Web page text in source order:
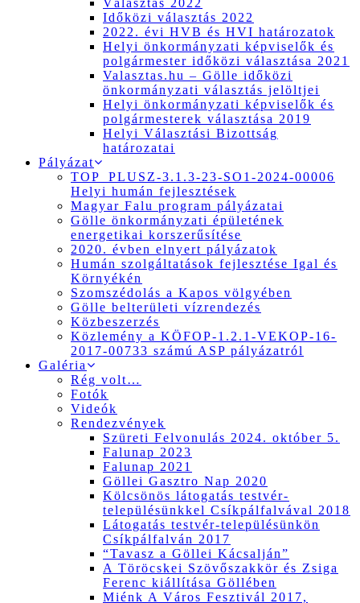
Választás 2022
Időközi választás 2022
2022. évi HVB és HVI határozatok
Helyi önkormányzati képviselők és
polgármester időközi választása 2021
Valasztas.hu – Gölle időközi
önkormányzati választás jelöltjei
Helyi önkormányzati képviselők és
polgármesterek választása 2019
Helyi Választási Bizottság
határozatai
Pályázat
TOP_PLUSZ-3.1.3-23-SO1-2024-00006
Helyi humán fejlesztések
Magyar Falu program pályázatai
Gölle önkormányzati épületének
energetikai korszerűsítése
2020. évben elnyert pályázatok
Humán szolgáltatások fejlesztése Igal és
Környékén
Szomszédolás a Kapos völgyében
Gölle belterületi vízrendezés
Közbeszerzés
Közlemény a KÖFOP-1.2.1-VEKOP-16-
2017-00733 számú ASP pályázatról
Galéria
Rég volt…
Fotók
Videók
Rendezvények
Szüreti Felvonulás 2024. október 5.
Falunap 2023
Falunap 2021
Göllei Gasztro Nap 2020
Kölcsönös látogatás testvér-
településünkkel Csíkpálfalvával 2018
Látogatás testvér-településünkön
Csíkpálfalván 2017
“Tavasz a Göllei Kácsalján”
A Töröcskei Szövőszakkör és Zsiga
Ferenc kiállítása Göllében
Miénk A Város Fesztivál 2017,